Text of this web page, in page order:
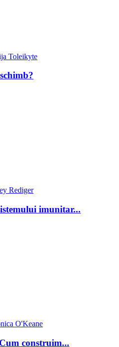
Toleikyte
Rediger
imunitar...
O'Keane
construim...